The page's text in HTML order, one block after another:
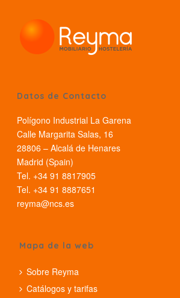
Datos de Contacto
Polígono Industrial La Garena
Calle Margarita Salas, 16
28806 – Alcalá de Henares
Madrid (Spain)
Tel. +34 91 8817905
Tel. +34 91 8887651
reyma@ncs.es
Mapa de la web
Sobre Reyma
Catálogos y tarifas